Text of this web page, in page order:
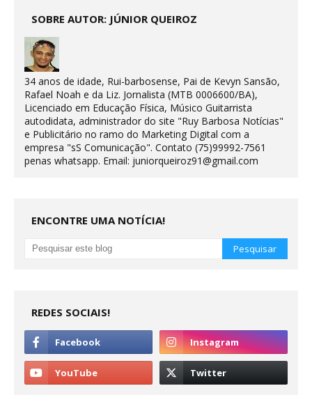
SOBRE AUTOR: JÚNIOR QUEIROZ
34 anos de idade, Rui-barbosense, Pai de Kevyn Sansão,
Rafael Noah e da Liz. Jornalista (MTB 0006600/BA),
Licenciado em Educação Física, Músico Guitarrista
autodidata, administrador do site "Ruy Barbosa Notícias"
e Publicitário no ramo do Marketing Digital com a
empresa "sS Comunicação". Contato (75)99992-7561
penas whatsapp. Email: juniorqueiroz91@gmail.com
ENCONTRE UMA NOTÍCIA!
REDES SOCIAIS!